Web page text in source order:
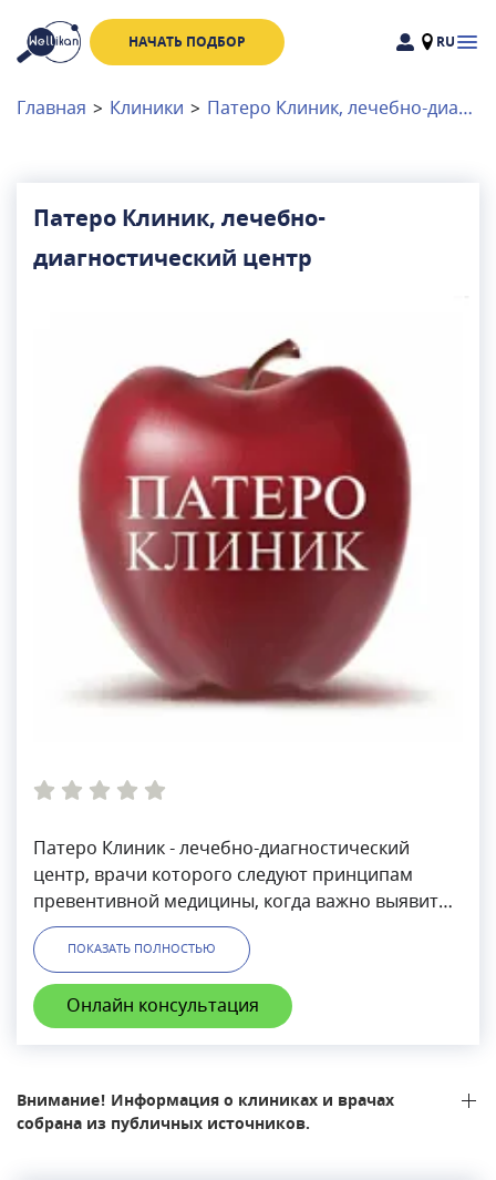
НАЧАТЬ ПОДБОР RU
Доктора
Клиники
Главная > Клиники > Патеро Клиник, лечебно-диагностический центр
Патеро Клиник, лечебно-
диагностический центр
Патеро Клиник - лечебно-диагностический
центр, врачи которого следуют принципам
превентивной медицины, когда важно выявить
заболевание на ранней стадии и предотвратить
его развитие.Структуру Патеро Клиник
составляет центр женского здоровья, центр
лучевой диагностики, отделение
функциональной диагностики,
клиническая лаборатория, отделение
видеоэндоскопии и консультативное
отделение.Особое место в Патеро Клиник
ПОКАЗАТЬ ПОЛНОСТЬЮ
Онлайн консультация
Внимание! Информация о клиниках и врачах
собрана из публичных источников.